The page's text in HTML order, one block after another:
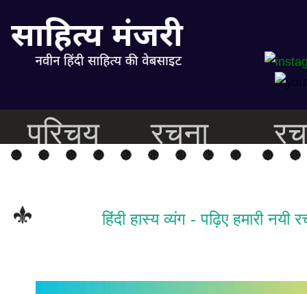
परिचय रचना
हिंदी हास्य व्यंग - पढ़िए हमारी नयी